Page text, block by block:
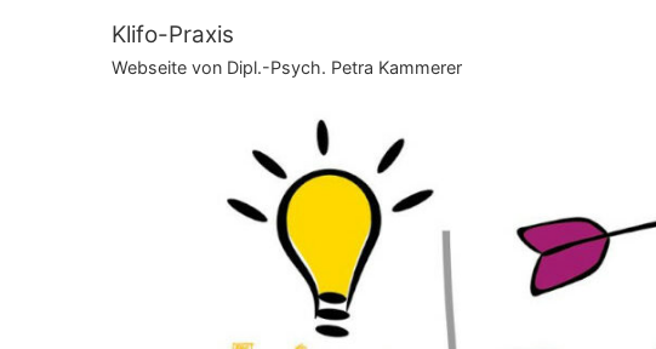
Klifo-Praxis
Webseite von Dipl.-Psych. Petra Kammerer